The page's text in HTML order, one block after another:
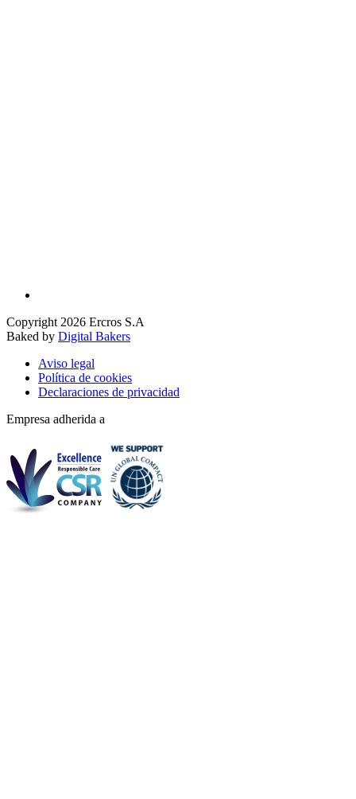
Copyright 2026 Ercros S.A
Baked by Digital Bakers
Aviso legal
Política de cookies
Declaraciones de privacidad
Empresa adherida a